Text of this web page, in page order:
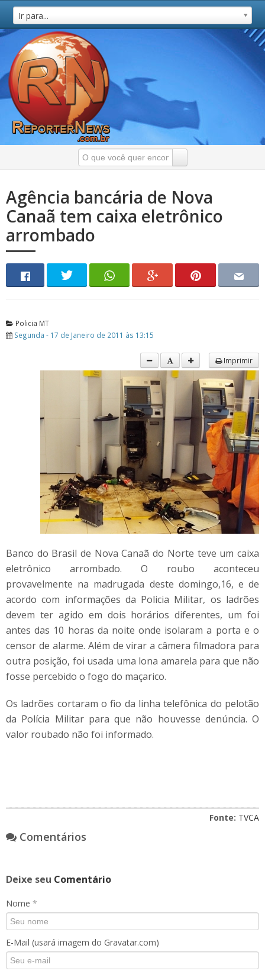
Ir para...
Agência bancária de Nova
Canaã tem caixa eletrônico
arrombado
Policia MT
Segunda - 17 de Janeiro de 2011 às 13:15
Imprimir
Banco do Brasil de Nova Canaã do Norte teve um caixa
eletrônico arrombado. O roubo aconteceu
provavelmente na madrugada deste domingo,16, e de
acordo com informações da Policia Militar, os ladrões
devem ter agido em dois horários diferentes, um foi
antes das 10 horas da noite onde isolaram a porta e o
censor de alarme. Além de virar a câmera filmadora para
outra posição, foi usada uma lona amarela para que não
fosse percebido o fogo do maçarico.
Os ladrões cortaram o fio da linha telefônica do pelotão
da Polícia Militar para que não houvesse denúncia. O
valor roubado não foi informado.
Fonte: TVCA
Comentários
Deixe seu Comentário
Nome *
E-Mail (usará imagem do Gravatar.com)